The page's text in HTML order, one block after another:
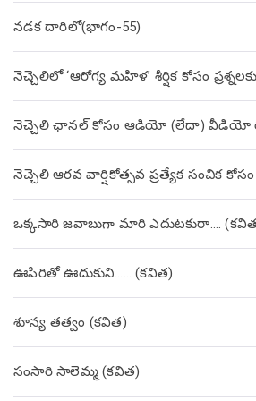
నడక దారిలో(భాగం-55)
నెచ్చెలిలో ‘ఆరోగ్య మహిళ’ శీర్షిక కోసం
నెచ్చెలి ఛానల్ కోసం ఆడియో (లేదా) వీడియో
నెచ్చెలి ఆరవ వార్షికోత్సవ ప్రత్యేక సంచిక
ఒక్కసారి జవాబుగా మారి ఎదుటకురా….
ఊపిరితో ఊదుకుని…… (కవిత)
శూన్య తత్వం (కవిత)
సంసారి సాలెమ్మ (కవిత)